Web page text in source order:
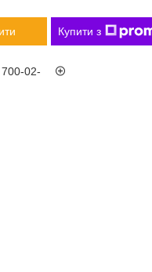
Купити з
02-